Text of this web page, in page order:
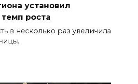
установил
роста
в несколько раз увеличила